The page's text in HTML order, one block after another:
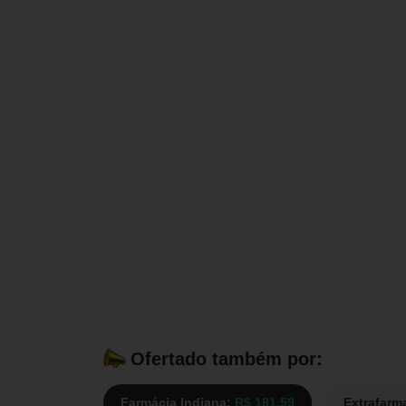
Ofertado também por:
Farmácia Indiana: R$ 181,59